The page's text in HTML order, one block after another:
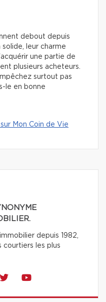
debout depuis
leur charme
une partie de
plusieurs acheteurs.
surtout pas
le en bonne
Mon Coin de Vie
depuis 1982,
courtiers les plus